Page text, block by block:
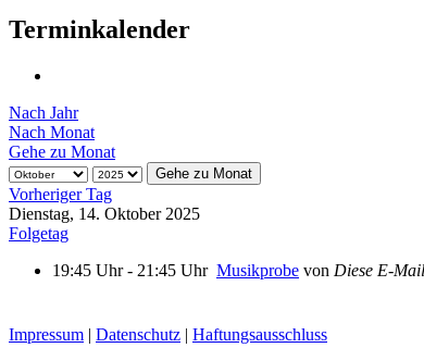
Terminkalender
Nach Jahr
Nach Monat
Gehe zu Monat
Gehe zu Monat
Vorheriger Tag
Dienstag, 14. Oktober 2025
Folgetag
19:45 Uhr - 21:45 Uhr Musikprobe von Diese E-
Impressum | Datenschutz | Haftungsausschluss